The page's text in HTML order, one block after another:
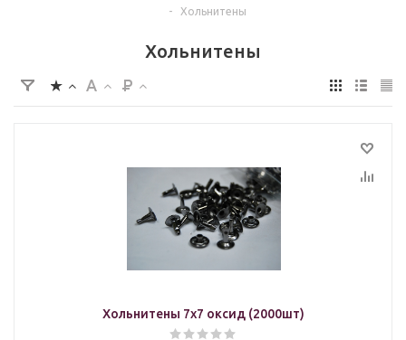
-
Хольнитены
Хольнитены
Хольнитены 7х7 оксид (2000шт)